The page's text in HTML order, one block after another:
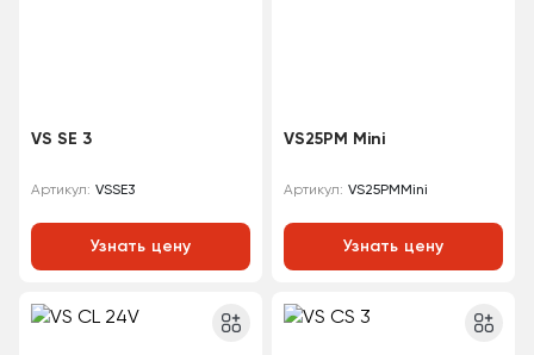
VS SE 3
Артикул: VSSE3
Узнать цену
VS25PM Mini
Артикул: VS25PMMini
Узнать цену